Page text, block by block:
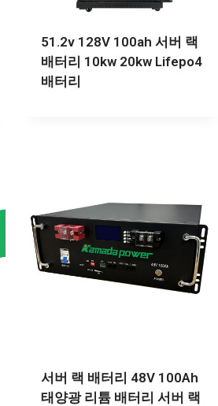
51.2v 128V 100ah 서버 랙
배터리 10kw 20kw Lifepo4
배터리
서버 랙 배터리 48V 100Ah
태양광 리튬 배터리 서버 랙